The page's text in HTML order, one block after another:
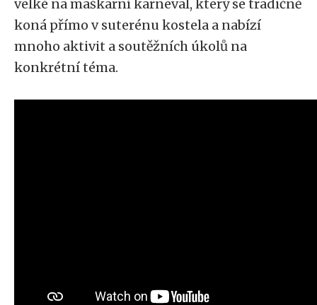
velké na maškarní karneval, který se tradičně
koná přímo v suterénu kostela a nabízí
mnoho aktivit a soutěžních úkolů na
konkrétní téma.